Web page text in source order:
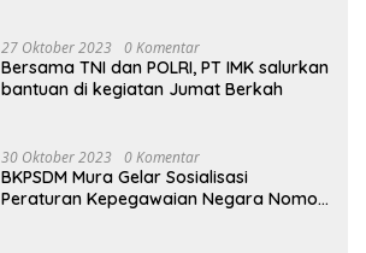
27 Oktober 2023 0 Komentar
Bersama TNI dan POLRI, PT IMK salurkan
bantuan di kegiatan Jumat Berkah
30 Oktober 2023 0 Komentar
BKPSDM Mura Gelar Sosialisasi
Peraturan Kepegawaian Negara Nomor